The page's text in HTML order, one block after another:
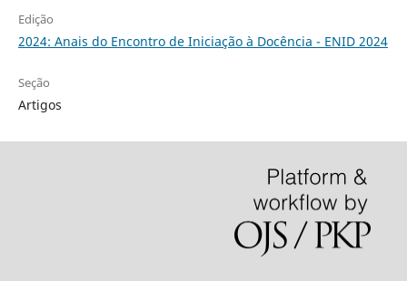
Edição
2024: Anais do Encontro de Iniciação à Docência - ENID 2024
Seção
Artigos